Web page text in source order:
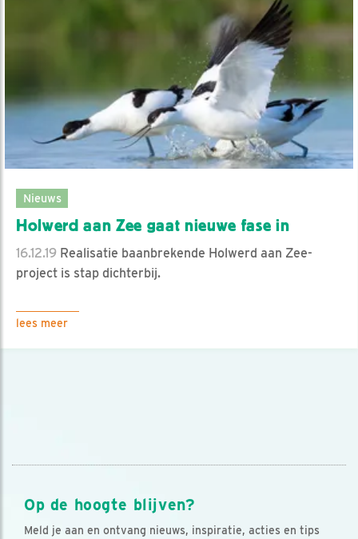
Nieuws
Holwerd aan Zee gaat nieuwe fase in
16.12.19 Realisatie baanbrekende Holwerd aan Zee-
project is stap dichterbij.
lees meer
Op de hoogte blijven?
Meld je aan en ontvang nieuws, inspiratie, acties en tips